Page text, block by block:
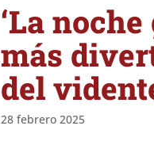
‘La
más
del
28 febrero 2025